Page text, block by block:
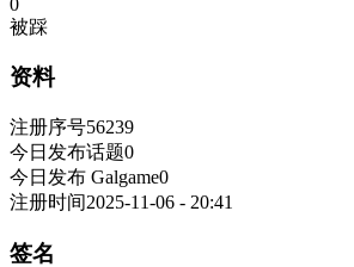
被踩
资料
注册序号56239
今日发布话题0
今日发布 Galgame0
注册时间2025-11-06 - 20:41
签名